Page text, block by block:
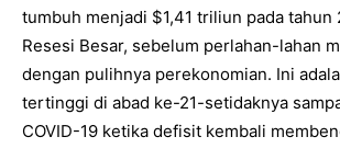
tumbuh menjadi $1,41 triliun pada tahun
Resesi Besar, sebelum perlahan-lahan
dengan pulihnya perekonomian. Ini
tertinggi di abad ke-21-setidaknya
COVID-19 ketika defisit kembali